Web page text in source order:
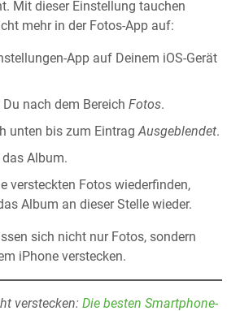
Mit dieser Einstellung tauchen
mehr in der Fotos-App auf:
App auf Deinem iOS-Gerät
Du nach dem BereichFotos.
unten bis zum EintragAusgeblendet.
Album.
versteckten Fotos wiederfinden,
Album an dieser Stelle wieder.
sich nicht nur Fotos, sondern
iPhone verstecken.
verstecken: Die besten Smartphone-